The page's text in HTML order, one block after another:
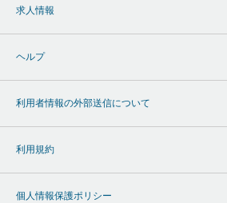
求人情報
ヘルプ
利用者情報の外部送信について
利用規約
個人情報保護ポリシー